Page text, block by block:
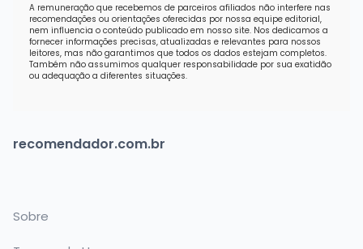
A remuneração que recebemos de parceiros afiliados não interfere nas
recomendações ou orientações oferecidas por nossa equipe editorial,
nem influencia o conteúdo publicado em nosso site. Nos dedicamos a
fornecer informações precisas, atualizadas e relevantes para nossos
leitores, mas não garantimos que todos os dados estejam completos.
Também não assumimos qualquer responsabilidade por sua exatidão
ou adequação a diferentes situações.
recomendador.com.br
Sobre